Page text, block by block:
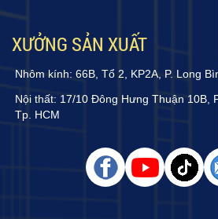
XƯỞNG SẢN XUẤT
Nhôm kính: 66B, Tổ 2, KP2A, P. Long
Nội thất: 17/10 Đông Hưng Thuận 10B,
Tp. HCM